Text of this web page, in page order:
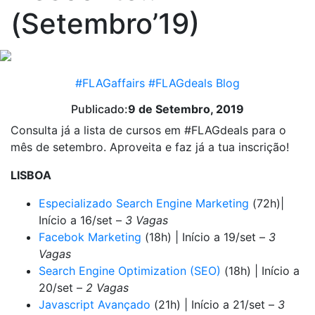
(Setembro’19)
#FLAGaffairs #FLAGdeals Blog
Publicado:9 de Setembro, 2019
Consulta já a lista de cursos em #FLAGdeals para o
mês de setembro. Aproveita e faz já a tua inscrição!
LISBOA
Especializado Search Engine Marketing (72h)|
Início a 16/set – 3 Vagas
Facebok Marketing (18h) | Início a 19/set – 3
Vagas
Search Engine Optimization (SEO) (18h) | Início a
20/set – 2 Vagas
Javascript Avançado (21h) | Início a 21/set – 3